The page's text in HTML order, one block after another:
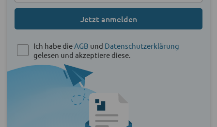
Jetzt anmelden
Ich habe die AGB und Datenschutzerklärung
gelesen und akzeptiere diese.